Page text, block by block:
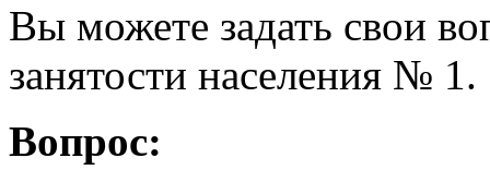
Вы можете задать свои
занятости населения № 1.
Вопрос: